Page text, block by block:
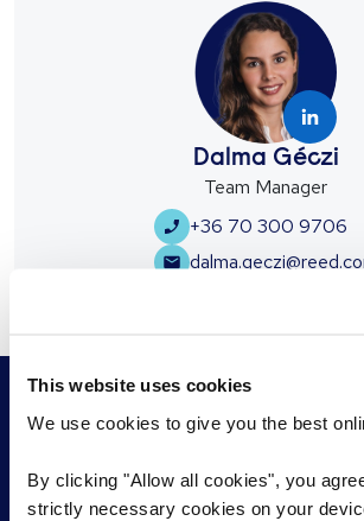
This website uses cookies
We use cookies to give you the best
By clicking "Allow all cookies", you
strictly necessary cookies on your
Dalma Géczi
Team Manager
+36 70 300 9706
Munkáltatóknak